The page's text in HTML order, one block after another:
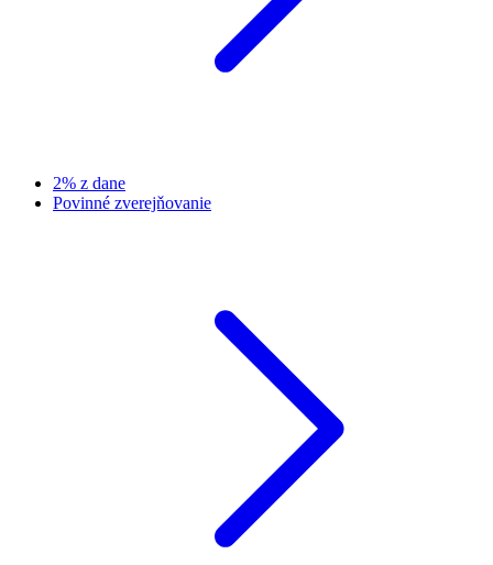
2% z dane
Povinné zverejňovanie